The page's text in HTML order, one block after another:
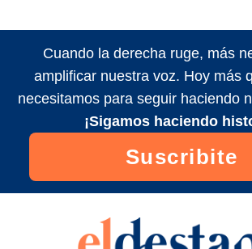
Cuando la derecha ruge, más
amplificar nuestra voz. Hoy más
necesitamos para seguir haciendo
¡Sigamos haciendo
Suscribite